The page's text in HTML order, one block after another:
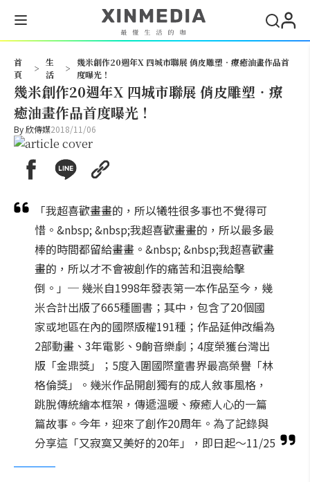
首
頁
>
生
活
>
幾米創作20週年X 四城市聯展 俏皮雕塑‧療癒油畫作品首
度曝光！
幾米創作20週年X 四城市聯展 俏皮雕塑‧療
癒油畫作品首度曝光！
By欣傳媒2018/11/06
「我超喜歡畫畫的，所以犧牲很多事也不覺得可
惜。&nbsp; &nbsp;我超喜歡畫畫的，所以最多最
棒的時間都留給畫畫。&nbsp; &nbsp;我超喜歡畫
畫的，所以才不會被創作的痛苦和沮喪給擊
倒。」─ 幾米自1998年發表第一本作品至今，幾
米合計出版了665種圖書；其中，包含了20個國
家或地區在內的國際版權191種；作品延伸改編為
2部動畫、3年電影、9齣音樂劇；4度榮獲台灣出
版「金鼎獎」；5度入圍國際童書界最高榮譽「林
格倫獎」。幾米作品開創獨有的成人敘事風格，
跳脫傳統繪本框架，傳遞溫暖、療癒人心的一篇
篇故事。今年，迎來了創作20周年。為了記錄與
分享這「又寂寞又美好的20年」，即日起～11/25